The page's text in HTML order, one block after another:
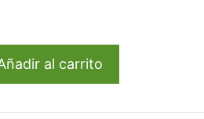
al carrito